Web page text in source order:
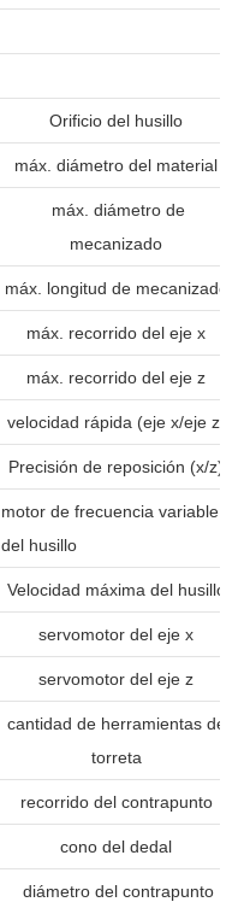
Orificio del husillo
máx. diámetro del material
máx. diámetro de
mecanizado
máx. longitud de mecanizado
máx. recorrido del eje x
máx. recorrido del eje z
velocidad rápida (eje x/eje z)
Precisión de reposición (x/z)
motor de frecuencia variable
del husillo
Velocidad máxima del husillo
servomotor del eje x
servomotor del eje z
cantidad de herramientas de
torreta
recorrido del contrapunto
cono del dedal
diámetro del contrapunto